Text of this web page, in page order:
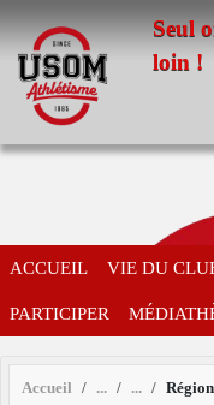
Seul
loin !
ACCUEIL VIE DU
PARTICIPER
Accueil